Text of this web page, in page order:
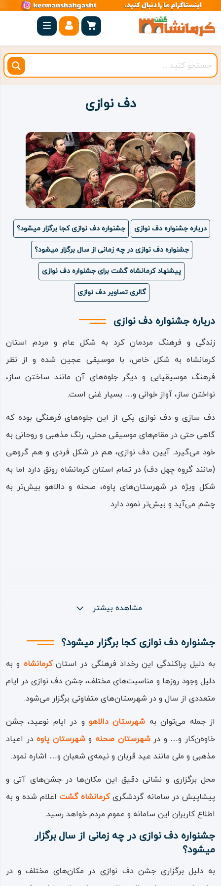
صفحه
اصلی
کرمانشاه
شهرستان
روستاهای
اقامتگاه
ویژه
دف نوازی
درباره جشنواره دف نوازی جشنواره دف نوازی کجا برگزار میشود؟
جشنواره دف نوازی در چه زمانی از سال برگزار میشود؟
پیشنهاد کرمانشاه گشت برای جشنواره دف نوازی
گالری تصاویر دف نوازی
درباره جشنواره دف نوازی
زندگی و فرهنگ مردمان کرد به شکل عام و مردم استان
کرمانشاه به شکل خاص، با موسیقی عجین شده و از نظر
فرهنگ موسیقیایی و دیگر جلوه‌های آن مانند ساختن ساز،
نواختن ساز، آواز خوانی و… بسیار غنی است.
دف‌ سازی و دف‌ نوازی یکی از این جلوه‌های فرهنگی بوده که
گاهی حتی در مقام‌های موسیقی محلی، رنگ مذهبی و روحانی به
خود می‌گیرد. آیین دف نوازی، هم در شکل فردی و هم گروهی
(مانند گروه چهل‌ دف) در تمام استان کرمانشاه رونق دارد اما به
شکل ویژه در شهرستان‌های پاوه، صحنه و دالاهو بیش‌تر به
چشم می‌آید و بیش‌تر نمود دارد.
مشاهده بیشتر
جشنواره دف نوازی کجا برگزار میشود؟
به دلیل پراکندگی این رخداد فرهنگی در استانکرمانشاه و به
دلیل وجود روزها و مناسبت‌های مختلف، جشن دف نوازی در ایام
متعددی از سال و در شهرستان‌های متفاوتی برگزار می‌شود.
از جمله می‌توان به شهرستان دالاهو و در ایام نوعید، جشن
خاوه‌ن‌کار و… و درشهرستان صحنه وشهرستان پاوهدر اعیاد
مذهبی و ملی مانند عید قربان و نیمه‌ی شعبان و… اشاره نمود.
محل برگزاری و نشانی دقیق این مکان‌ها در جشن‌های آتی و
پیشاپیش در سامانه گردشگری کرمانشاه‌ گشت اعلام شده و به
اطلاع کاربران این سامانه و عموم مردم خواهد رسید.
جشنواره دف نوازی در چه زمانی از سال برگزار
میشود؟
به دلیل برگزاری جشن دف‌ نوازی در مکان‌های مختلف و در